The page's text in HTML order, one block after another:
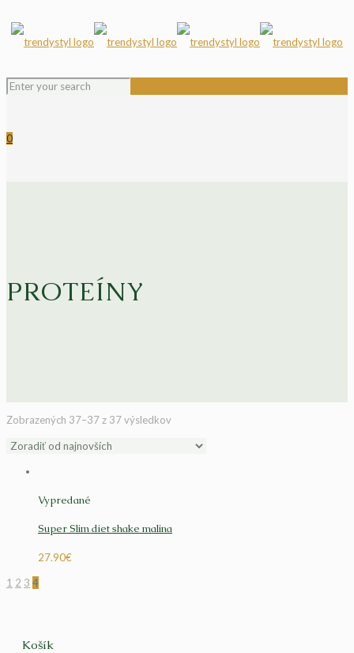
0
PROTEÍNY
Zobrazených 37–37 z 37 výsledkov
Vypredané
Super Slim diet shake malina
27.90€
1 2 3 4
Košík